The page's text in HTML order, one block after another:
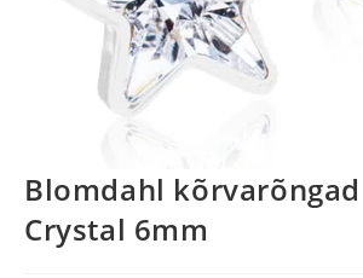
Blomdahl
Crystal 6mm